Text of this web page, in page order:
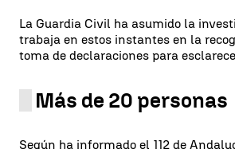
La Guardia Civil ha asumido la
trabaja en estos instantes en la
toma de declaraciones para
Más de 20 personas
Según ha informado el 112 de